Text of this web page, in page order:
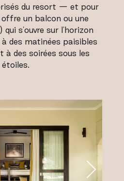
du resort — et pour
un balcon ou une
qui s'ouvre sur l'horizon
des matinées paisibles
à des soirées sous les
étoiles.